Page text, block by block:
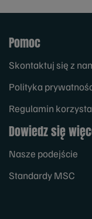
Pomoc
Skontaktuj się z
Polityka
Regulamin
Dowiedz się
Nasze podejście
Standardy MSC